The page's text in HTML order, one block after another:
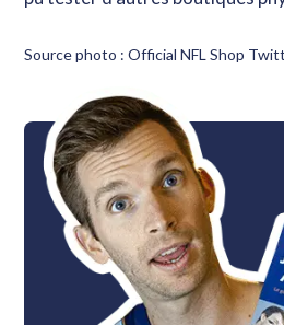
Source photo : Official NFL Shop